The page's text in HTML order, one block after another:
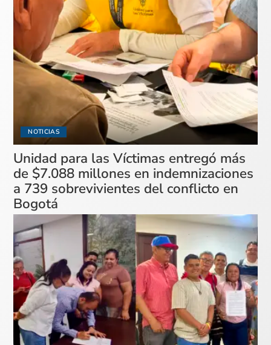
NOTICIAS
Unidad para las Víctimas entregó más
de $7.088 millones en indemnizaciones
a 739 sobrevivientes del conflicto en
Bogotá